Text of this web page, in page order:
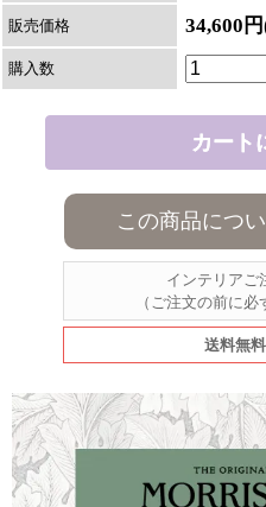
販売価格 34,600
購入数
この商品につ
インテリアご
（ご注文の前に必
送料無